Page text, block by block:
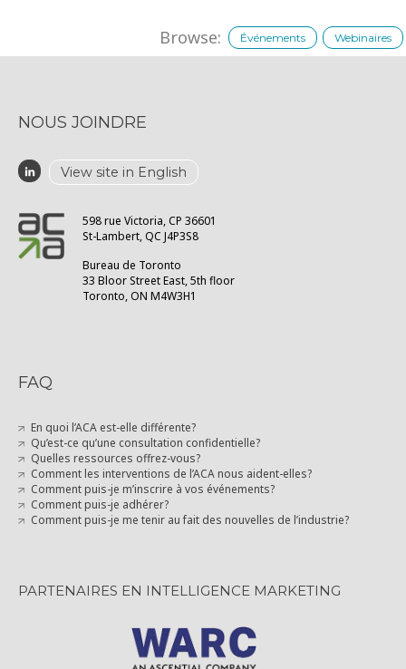
Browse: Événements Webinaires
NOUS JOINDRE
View site in English
598 rue Victoria, CP 36601
St-Lambert, QC J4P3S8
Bureau de Toronto
33 Bloor Street East, 5th floor
Toronto, ON M4W3H1
FAQ
En quoi l’ACA est-elle différente?
Qu’est-ce qu’une consultation confidentielle?
Quelles ressources offrez-vous?
Comment les interventions de l’ACA nous aident-elles?
Comment puis-je m’inscrire à vos événements?
Comment puis-je adhérer?
Comment puis-je me tenir au fait des nouvelles de l’industrie?
PARTENAIRES EN INTELLIGENCE MARKETING